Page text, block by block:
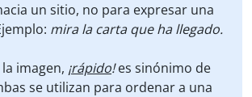
un sitio, no para expresar una
mira la carta que ha llegado.
la imagen, ¡rápido!es sinónimo de
se utilizan para ordenar a una